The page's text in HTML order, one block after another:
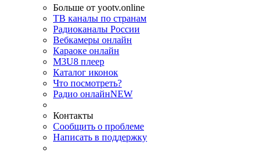
Больше от yootv.online
ТВ каналы по странам
Радиоканалы России
Вебкамеры онлайн
Караоке онлайн
M3U8 плеер
Каталог иконок
Что посмотреть?
Радио онлайнNEW
Контакты
Сообщить о проблеме
Написать в поддержку